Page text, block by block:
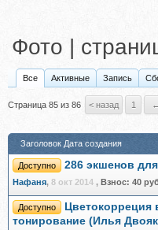
Фото |
Все Активные Запись
Страница 85 из 86 < назад 1 ←
Заголовок Дата создания
Доступно 286 экшенов
Нафаня, 8 окт 2014 , Взнос: 40
Доступно
Цветокорреция
тонирование (Илья